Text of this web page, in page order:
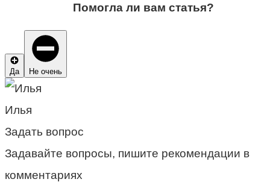
Помогла ли вам статья?
Да Не очень
Илья
Задать вопрос
Задавайте вопросы, пишите рекомендации в
комментариях